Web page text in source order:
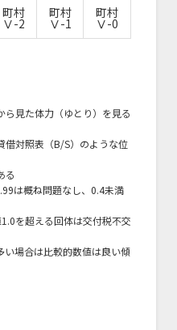
町村
Ⅴ-2
町村
Ⅴ-1
町村
Ⅴ-0
ら見た体力（ゆとり）を見る
借対照表（B/S）のような位
る
は概ね問題なし、0.4未満
を超える回体は交付税不交
い場合は比較的数値は良い傾